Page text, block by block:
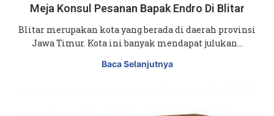
Meja Konsul Pesanan Bapak Endro Di Blitar
Blitar merupakan kota yang berada di daerah provinsi
Jawa Timur. Kota ini banyak mendapat julukan…
Baca Selanjutnya